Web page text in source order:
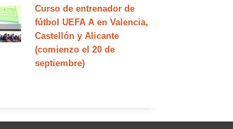
Curso de entrenador de
fútbol UEFA A en Valencia,
Castellón y Alicante
(comienzo el 20 de
septiembre)